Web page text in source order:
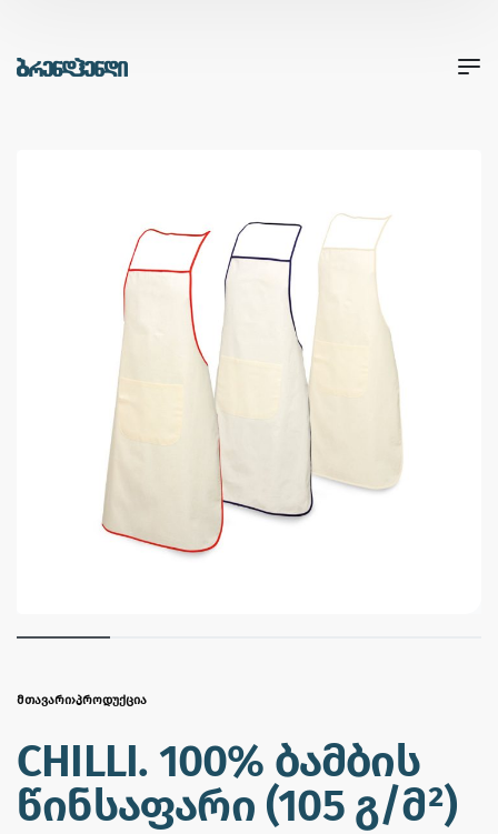
ᲛᲗᲐᲕᲐᲠᲘ›ᲞᲠᲝᲓᲣᲥᲪᲘᲐ
CHILLI. 100% ბამბის
წინსაფარი (105 გ/მ²)